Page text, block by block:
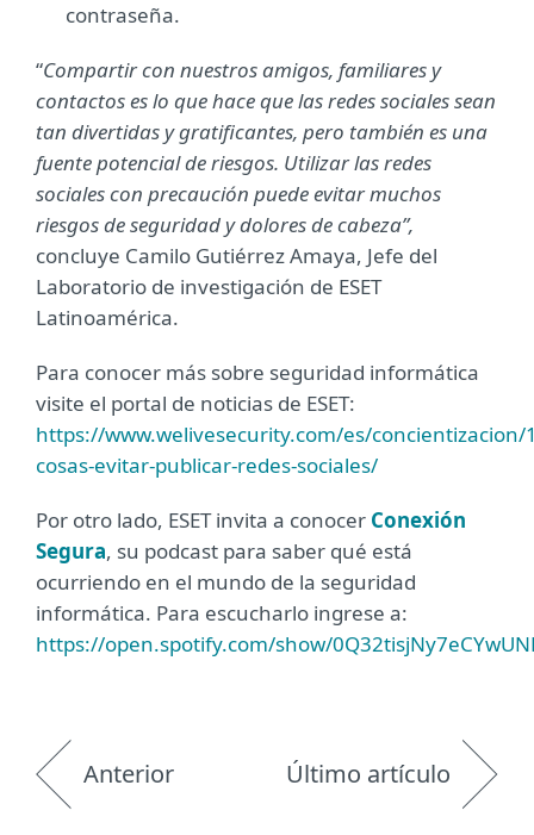
contraseña.
“Compartir con nuestros amigos, familiares y
contactos es lo que hace que las redes sociales sean
tan divertidas y gratificantes, pero también es una
fuente potencial de riesgos. Utilizar las redes
sociales con precaución puede evitar muchos
riesgos de seguridad y dolores de cabeza”,
concluye Camilo Gutiérrez Amaya, Jefe del
Laboratorio de investigación de ESET
Latinoamérica.
Para conocer más sobre seguridad informática
visite el portal de noticias de ESET:
https://www.welivesecurity.com/es/concientizacion/
cosas-evitar-publicar-redes-sociales/
Por otro lado, ESET invita a conocer Conexión
Segura, su podcast para saber qué está
ocurriendo en el mundo de la seguridad
informática. Para escucharlo ingrese a:
https://open.spotify.com/show/
Anterior Último artículo